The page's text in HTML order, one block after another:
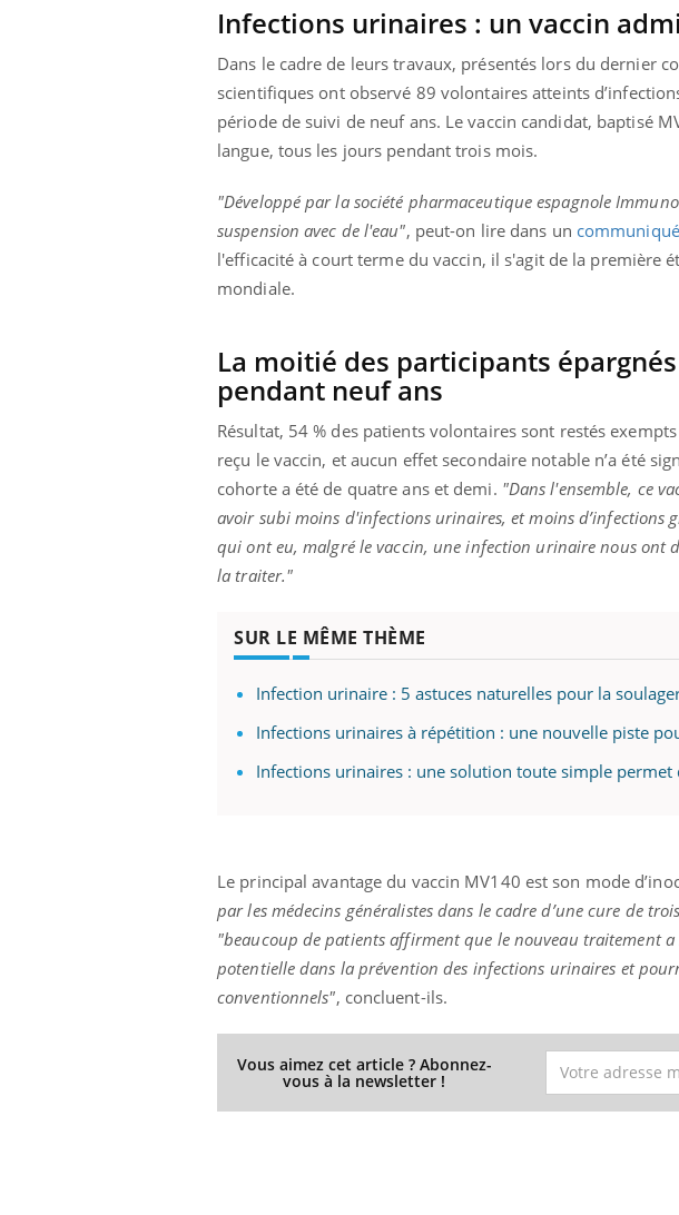
Infections urinaires : un vaccin
Dans le cadre de leurs travaux, présentés lors du dernier
scientifiques ont observé 89 volontaires atteints
période de suivi de neuf ans. Le vaccin candidat, baptisé
langue, tous les jours pendant trois mois.
"Développé par la société pharmaceutique espagnole
suspension avec de l'eau", peut-on lire dans un communiqué
l'efficacité à court terme du vaccin, il s'agit de la première
mondiale.
La moitié des participants
pendant neuf ans
Résultat, 54 % des patients volontaires sont restés
reçu le vaccin, et aucun effet secondaire notable n’a été
cohorte a été de quatre ans et demi. "Dans l'ensemble, ce
avoir subi moins d'infections urinaires, et moins d’infections
qui ont eu, malgré le vaccin, une infection urinaire nous ont
la traiter."
SUR LE MÊME THÈME
Infection urinaire : 5 astuces naturelles pour la
Infections urinaires à répétition : une nouvelle piste
Infections urinaires : une solution toute simple
Le principal avantage du vaccin MV140 est son mode
par les médecins généralistes dans le cadre d’une cure de
"beaucoup de patients affirment que le nouveau traitement
potentielle dans la prévention des infections urinaires et
conventionnels", concluent-ils.
Vous aimez cet article ? Abonnez-
vous à la newsletter !
COUP DE FOOD sur le diabèteYoutube
Coup de food sur le diabète, c'est votre
bouscule les idées reçues ! Dans cet
épisode, une ...
Youtube
Quand l’entreprise
être global Youtube
qualité de vie au travail"
Docteur reçoivent Régis
directeur ...